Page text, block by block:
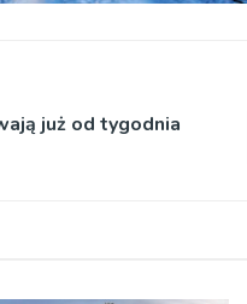
już od tygodnia